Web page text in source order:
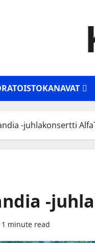
-juhlakonsertti
-
1 minute read